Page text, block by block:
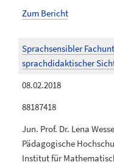
Zum Bericht
Sprachsensibler
sprachdidaktischer
08.02.2018
88187418
Jun. Prof. Dr. Lena
Pädagogische
Institut für